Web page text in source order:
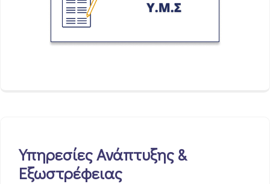
Υπηρεσίες Ανάπτυξης &
Εξωστρέφειας